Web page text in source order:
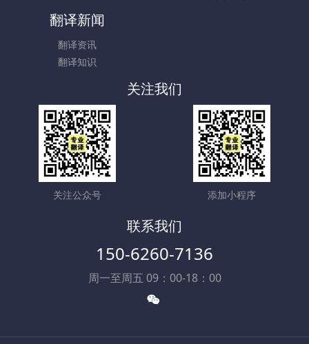
翻译新闻
翻译资讯
翻译知识
关注我们
关注公众号 添加小程序
联系我们
150-6260-7136
周一至周五 09：00-18：00